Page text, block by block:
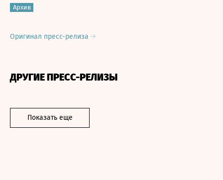
Архив
Оригинал пресс-релиза
ДРУГИЕ ПРЕСС-РЕЛИЗЫ
Показать еще